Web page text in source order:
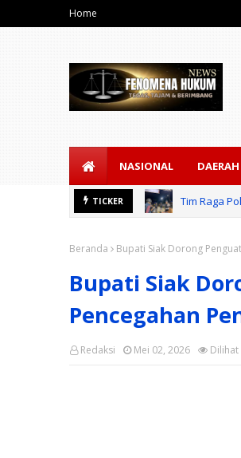
Home
NASIONAL DAERAH
TICKER Tim Raga
Beranda Bupati Siak Dorong
Bupati Siak
Pencegahan
Redaksi Dilihat
Mei 02, 2026